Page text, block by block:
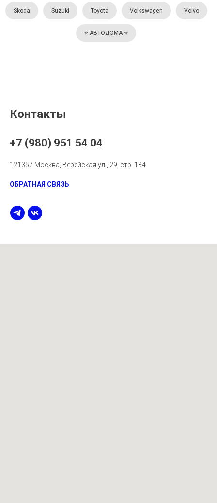
Skoda Suzuki Toyota Volkswagen Volvo
⭐️ АВТОДОМА ⭐️
Контакты
+7 (980) 951 54 04
121357 Москва, Верейская ул., 29, стр. 134
ОБРАТНАЯ СВЯЗЬ